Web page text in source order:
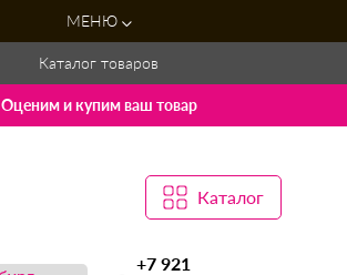
МЕНЮ
Каталог товаров
Оценим и купим ваш товар
Каталог
+7 921